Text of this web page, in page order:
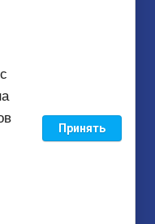
- 2026Принять